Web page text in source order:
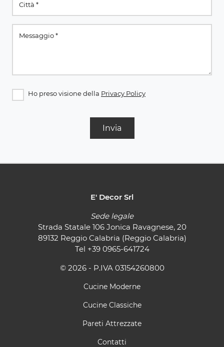
Ho preso visione della Privacy Policy
Invia
E' Decor Srl
Sede legale
Strada Statale 106 Jonica Ravagnese, 20
89132 Reggio Calabria (Reggio Calabria)
Tel +39 0965-641724
© 2026 - P.IVA 03154260800
Cucine Moderne
Cucine Classiche
Pareti Attrezzate
Contatti